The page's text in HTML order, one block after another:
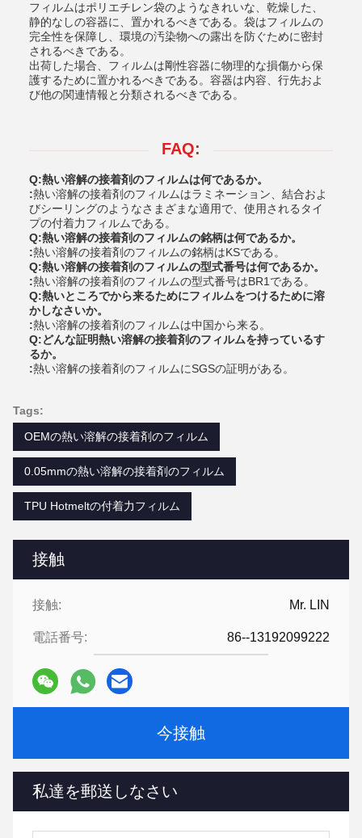
接触
接触: Mr. LIN
電話番号: 86--13192099222
今接触
私達を郵送しなさい
フィルムはポリエチレン袋のようなきれいな、乾燥した、
静的なしの容器に、置かれるべきである。袋はフィルムの
完全性を保障し、環境の汚染物への露出を防ぐために密封
されるべきである。
出荷した場合、フィルムは剛性容器に物理的な損傷から保
護するために置かれるべきである。容器は内容、行先およ
び他の関連情報と分類されるべきである。
FAQ:
Q:熱い溶解の接着剤のフィルムは何であるか。
:熱い溶解の接着剤のフィルムはラミネーション、結合およ
びシーリングのようなさまざまな適用で、使用されるタイ
プの付着力フィルムである。
Q:熱い溶解の接着剤のフィルムの銘柄は何であるか。
:熱い溶解の接着剤のフィルムの銘柄はKSである。
Q:熱い溶解の接着剤のフィルムの型式番号は何であるか。
:熱い溶解の接着剤のフィルムの型式番号はBR1である。
Q:熱いところでから来るためにフィルムをつけるために溶
かしなさいか。
:熱い溶解の接着剤のフィルムは中国から来る。
Q:どんな証明熱い溶解の接着剤のフィルムを持っているす
るか。
:熱い溶解の接着剤のフィルムにSGSの証明がある。
Tags:
OEMの熱い溶解の接着剤のフィルム
0.05mmの熱い溶解の接着剤のフィルム
TPU Hotmeltの付着力フィルム